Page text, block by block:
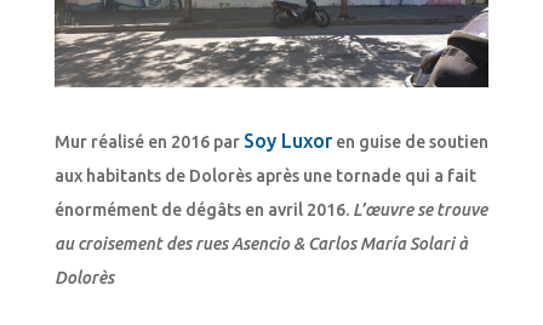
Mur réalisé en 2016 par Soy Luxoren guise de soutien
aux habitants de Dolorès après une tornade qui a fait
énormément de dégâts en avril 2016. L’œuvre se trouve
au croisement des rues Asencio & Carlos María Solari à
Dolorès